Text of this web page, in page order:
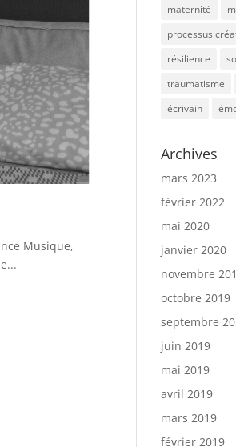
Musique,
maternité
processus
résilience
traumatisme
écrivain
Archives
mars 2023
février 2022
mai 2020
janvier 2020
novembre
octobre 2019
septembre
juin 2019
mai 2019
avril 2019
mars 2019
février 2019